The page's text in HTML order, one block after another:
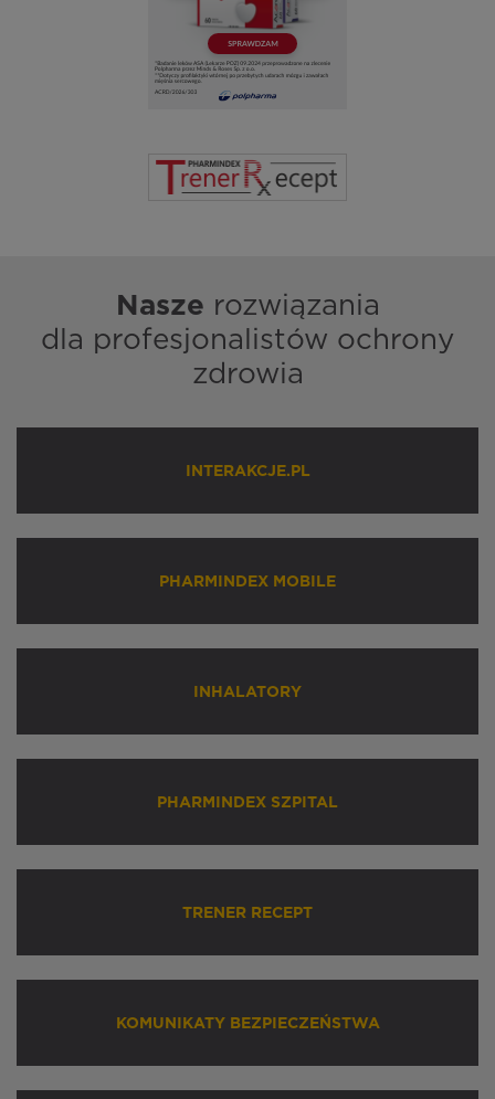
Nasze rozwiązania
dla profesjonalistów ochrony
zdrowia
INTERAKCJE.PL
PHARMINDEX MOBILE
INHALATORY
PHARMINDEX SZPITAL
TRENER RECEPT
KOMUNIKATY BEZPIECZEŃSTWA